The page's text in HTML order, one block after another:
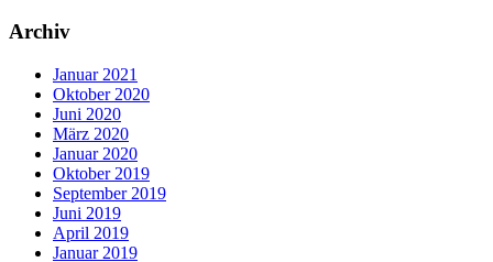
Archiv
Januar 2021
Oktober 2020
Juni 2020
März 2020
Januar 2020
Oktober 2019
September 2019
Juni 2019
April 2019
Januar 2019